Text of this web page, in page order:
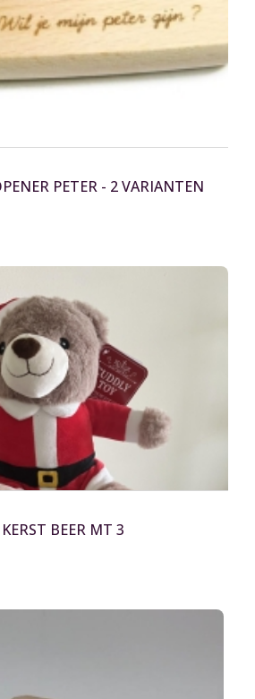
PETER - 2 VARIANTEN
BEER MT 3